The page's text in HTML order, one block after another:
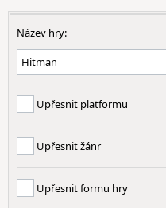
Název hry:
Upřesnit platformu
Upřesnit žánr
Upřesnit formu hry